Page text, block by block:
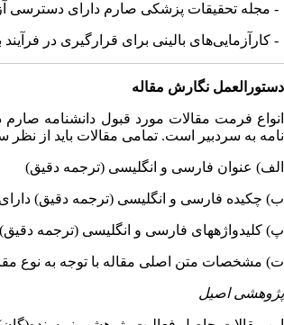
- مجله تحقیقات پزشکی صارم دارای دسترسی
- کارآزمایی‌های بالینی برای قرارگیری در
دستورالعمل نگارش مقاله
انواع فرمت مقالات مورد قبول دانشنامه
نامه به سردبیر است. تمامی مقالات باید از نظر
الف) عنوان فارسی و انگلیسی (ترجمه دقیق)
ب) چکیده فارسی و انگلیسی (ترجمه دقیق)
پ) کلیدواژه­های فارسی و انگلیسی (ترجمه دقیق)، حداقل ۳ و حداکثر ۶
ت) مشخصات متن اصلی مقاله با توجه به نوع
پژوهشی اصیل